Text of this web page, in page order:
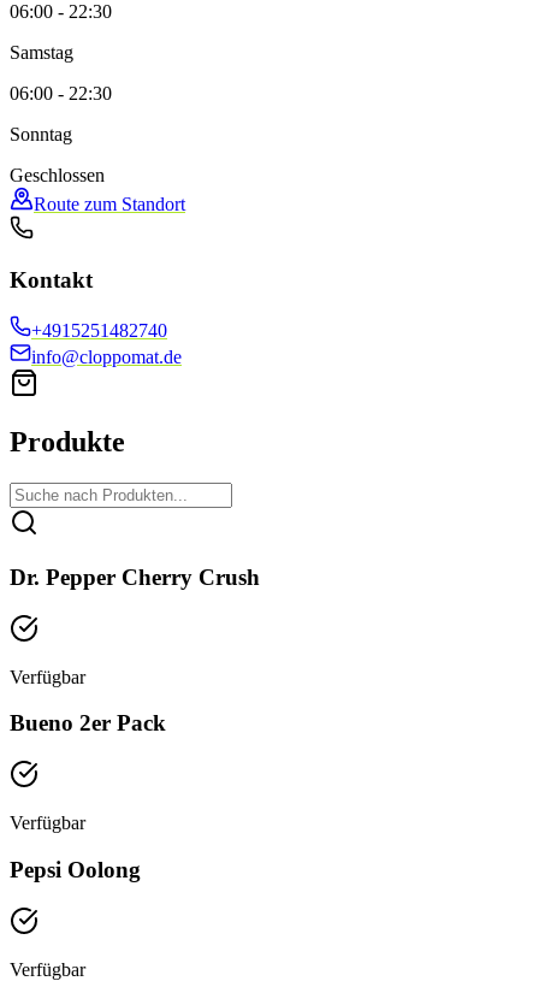
06:00 - 22:30
Samstag
06:00 - 22:30
Sonntag
Geschlossen
Route zum Standort
Kontakt
+4915251482740
info@cloppomat.de
Produkte
Dr. Pepper Cherry Crush
Verfügbar
Bueno 2er Pack
Verfügbar
Pepsi Oolong
Verfügbar